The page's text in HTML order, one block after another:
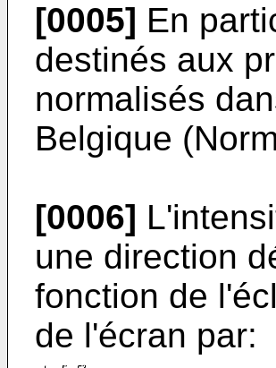
[0005] En
destinés aux
normalisés
Belgique
[0006]
une direction
fonction de
de l'écran par: